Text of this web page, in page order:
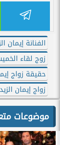
الفنانة إيمان
زوج لقاء
حقيقة زواج
زواج إيمان
موضوعات